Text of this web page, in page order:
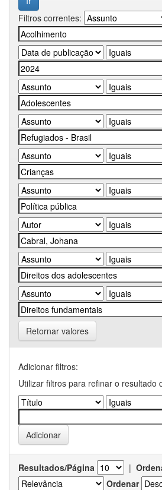
Filtros correntes:
Retornar valores
Adicionar filtros:
Utilizar filtros para refinar o resultado
Resultados/Página |
Ordenar